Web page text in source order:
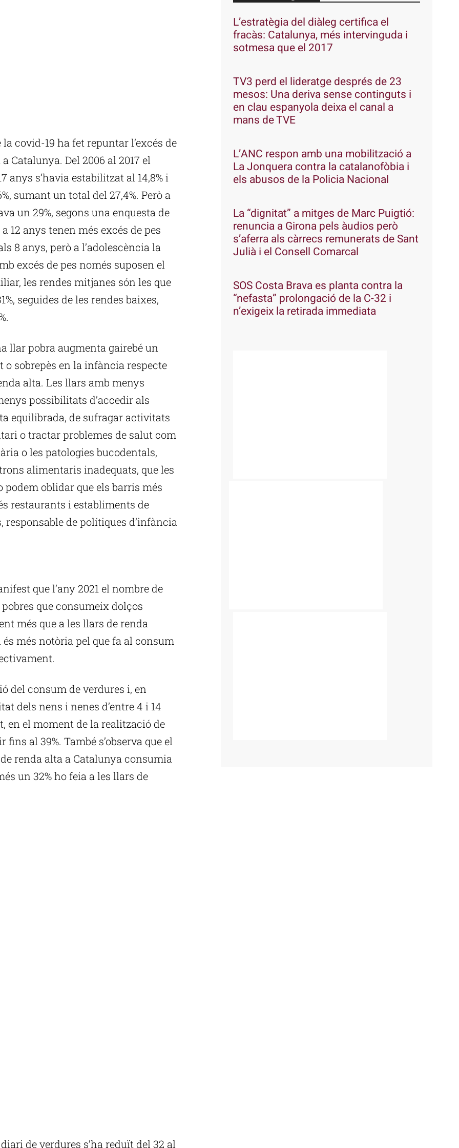
covid-19 ha fet repuntar l’excés de
Catalunya. Del 2006 al 2017 el
anys s’havia estabilitzat al 14,8% i
sumant un total del 27,4%. Però a
un 29%, segons una enquesta de
12 anys tenen més excés de pes
8 anys, però a l’adolescència la
excés de pes només suposen el
les rendes mitjanes són les que
seguides de les rendes baixes,
llar pobra augmenta gairebé un
sobrepès en la infància respecte
alta. Les llars amb menys
possibilitats d’accedir als
equilibrada, de sufragar activitats
o tractar problemes de salut com
o les patologies bucodentals,
alimentaris inadequats, que les
podem oblidar que els barris més
restaurants i establiments de
de polítiques d’infància
que l’any 2021 el nombre de
que consumeix dolços
més que a les llars de renda
més notòria pel que fa al consum
del consum de verdures i, en
dels nens i nenes d’entre 4 i 14
el moment de la realització de
al 39%. També s’observa que el
renda alta a Catalunya consumia
un 32% ho feia a les llars de
de verdures s’ha reduït del 32 al
L’estratègia del diàleg certifica el
fracàs: Catalunya, més intervinguda i
sotmesa que el 2017
TV3 perd el lideratge després de 23
mesos: Una deriva sense continguts i
en clau espanyola deixa el canal a
mans de TVE
L’ANC respon amb una mobilització a
La Jonquera contra la catalanofòbia i
els abusos de la Policia Nacional
La “dignitat” a mitges de Marc Puigtió:
renuncia a Girona pels àudios però
s’aferra als càrrecs remunerats de Sant
Julià i el Consell Comarcal
SOS Costa Brava es planta contra la
“nefasta” prolongació de la C-32 i
n’exigeix la retirada immediata